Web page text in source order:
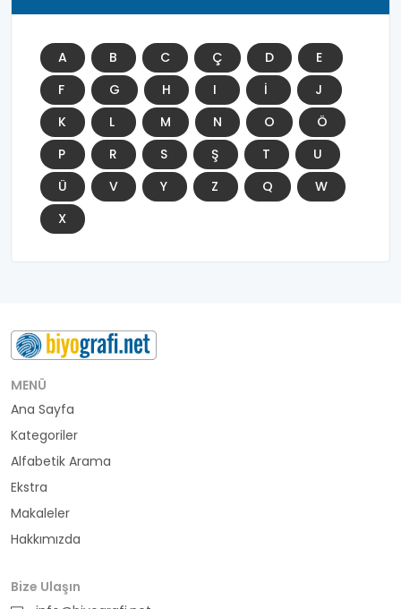
A B C Ç D
E
F
G H I İ
J
K
L M N O
Ö
P
R S Ş T
U
Ü
V Y Z Q
W
X
MENÜ
Ana Sayfa
Kategoriler
Alfabetik Arama
Ekstra
Makaleler
Hakkımızda
Bize Ulaşın